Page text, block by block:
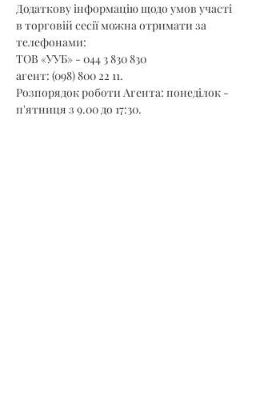
Додаткову інформацію щодо умов участі
в торговій сесії можна отримати за
телефонами:
ТОВ «УУБ» - 044 3 830 830
агент: (098) 800 22 11.
Розпорядок роботи Агента: понеділок -
п'ятниця з 9.00 до 17:30.